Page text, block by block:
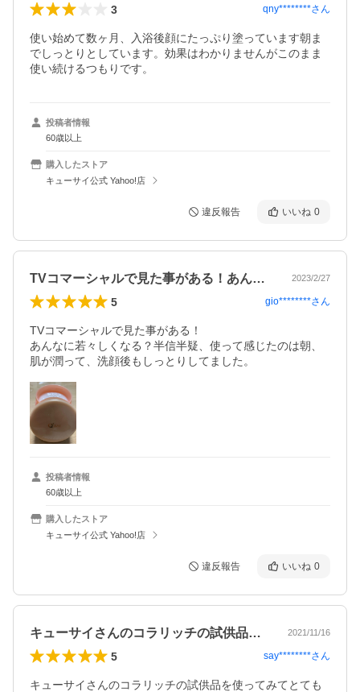
3 qny********さん
使い始めて数ヶ月、入浴後顔にたっぷり塗っています朝ま
でしっとりとしています。効果はわかりませんがこのまま
使い続けるつもりです。
投稿者情報
60歳以上
購入したストア
キューサイ公式 Yahoo!店
違反報告 いいね 0
TVコマーシャルで見た事がある！あんな… 2023/2/27
5 gio********さん
TVコマーシャルで見た事がある！
あんなに若々しくなる？半信半疑、使って感じたのは朝、
肌が潤って、洗顔後もしっとりしてました。
投稿者情報
60歳以上
購入したストア
キューサイ公式 Yahoo!店
違反報告 いいね 0
キューサイさんのコラリッチの試供品を使… 2021/11/16
5 say********さん
キューサイさんのコラリッチの試供品を使ってみてとても